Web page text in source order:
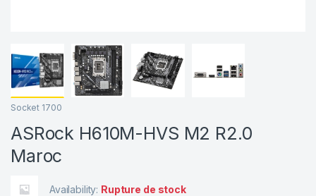
Socket 1700
ASRock H610M-HVS M2 R2.0
Maroc
Availability: Rupture de stock